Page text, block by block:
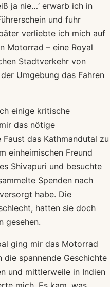
ja nie…‘ erwarb ich in
und fuhr
verliebte ich mich auf
Motorrad – eine Royal
Stadtverkehr von
Umgebung das Fahren
einige kritische
das nötige
das Kathmandutal zu
einheimischen Freund
Shivapuri und besuchte
Spenden nach
habe. Die
hatten sie doch
gesehen.
ging mir das Motorrad
die spannende Geschichte
und mittlerweile in Indien